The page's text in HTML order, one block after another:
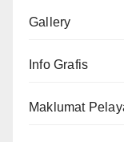
Gallery
Info Grafis
Maklumat